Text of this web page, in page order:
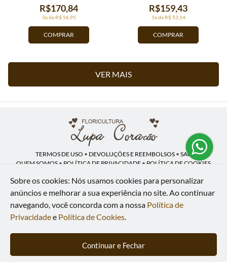
COMPRAR
3x de R$ 56,95
R$170,84
COMPRAR
3x de R$ 53,14
R$159,43
VER MAIS
TERMOS DE USO • DEVOLUÇÕES E REEMBOLSOS • SAC
QUEM SOMOS • POLÍTICA DE PRIVACIDADE • POLÍTICA DE COOKIES
Lupa Coração | CNPJ: 16.883.558/0001-00
Av. Heliópolis, 946 - Lj A - Heliópolis - Belford Roxo - RJ - 26120-300
WhatsApp: (21) 97591-5498 | Telefone: (21) 9 7591-5498
© 2024-2026 - Todos os direitos reservados - Desenvolvido por
Inteligentes
Sobre os cookies: Nós usamos cookies para personalizar
anúncios e melhorar a sua experiência no site.Ao continuar
navegando, você concorda com a nossa Política de
Privacidadee Política de Cookies.
Continuar e Fechar